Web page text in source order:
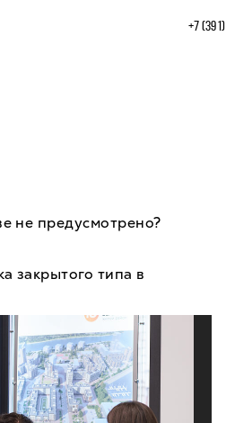
+7 (391)
не предусмотрено?
закрытого типа в